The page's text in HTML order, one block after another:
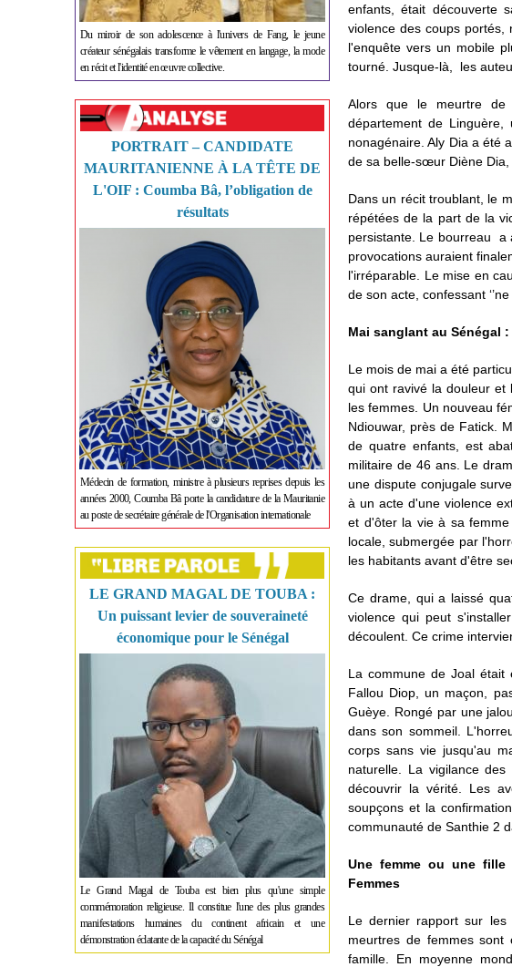
Du miroir de son adolescence à l'univers de Fang, le jeune
créateur sénégalais transforme le vêtement en langage, la mode
en récit et l'identité en œuvre collective.
PORTRAIT – CANDIDATE
MAURITANIENNE À LA TÊTE DE
L'OIF : Coumba Bâ, l’obligation de
résultats
Médecin de formation, ministre à plusieurs reprises depuis les
années 2000, Coumba Bâ porte la candidature de la Mauritanie
au poste de secrétaire générale de l'Organisation internationale
LE GRAND MAGAL DE TOUBA :
Un puissant levier de souveraineté
économique pour le Sénégal
Le Grand Magal de Touba est bien plus qu'une simple
commémoration religieuse. Il constitue l'une des plus grandes
manifestations humaines du continent africain et une
démonstration éclatante de la capacité du Sénégal
enfants, était découverte
violence des coups
l'enquête vers un mobile
tourné. Jusque-là, les
Alors que le meurtre de
département de
nonagénaire. Aly Dia a été
de sa belle-sœur Diène Dia,
Dans un récit troublant, le
répétées de la part de la
persistante. Le bourreau a
provocations auraient
l'irréparable. Le mise en
de son acte, confessant
Mai sanglant au Sénégal
Le mois de mai a été
qui ont ravivé la douleur et
les femmes. Un nouveau
Ndiouwar, près de Fatick.
de quatre enfants, est
militaire de 46 ans. Le
une dispute conjugale
à un acte d'une violence
et d'ôter la vie à sa
locale, submergée par
les habitants avant d'être
Ce drame, qui a laissé
violence qui peut
découlent. Ce crime
La commune de Joal était
Fallou Diop, un maçon,
Guèye. Rongé par une
dans son sommeil.
corps sans vie jusqu'au
naturelle. La vigilance
découvrir la vérité. Les
soupçons et la
communauté de Santhie 2
Une femme ou une
Femmes
Le dernier rapport sur
meurtres de femmes
famille. En moyenne